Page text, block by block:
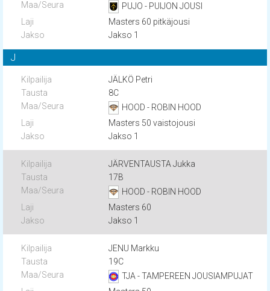
PUJO - PUIJON JOUSI
Masters 60 pitkäjousi
Jakso 1
J
JÄLKÖ Petri
8C
HOOD - ROBIN HOOD
Masters 50 vaistojousi
Jakso 1
JÄRVENTAUSTA Jukka
17B
HOOD - ROBIN HOOD
Masters 60
Jakso 1
JENU Markku
19C
TJA - TAMPEREEN JOUSIAMPUJAT